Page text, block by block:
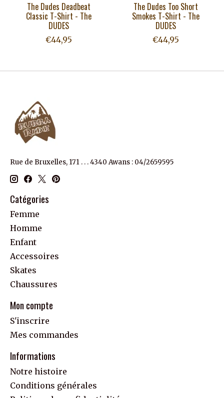
The Dudes Deadbeat
Classic T-Shirt - The
DUDES
€44,95
The Dudes Too Short
Smokes T-Shirt - The
DUDES
€44,95
Rue de Bruxelles, 171 . . . 4340 Awans : 04/2659595
Catégories
Femme
Homme
Enfant
Accessoires
Skates
Chaussures
Mon compte
S'inscrire
Mes commandes
Informations
Notre histoire
Conditions générales